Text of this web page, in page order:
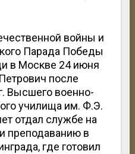
войны и
Парада Победы
в Москве 24 июня
после
Высшего военно-
училища им. Ф.Э.
отдал службе на
преподаванию в
где готовил